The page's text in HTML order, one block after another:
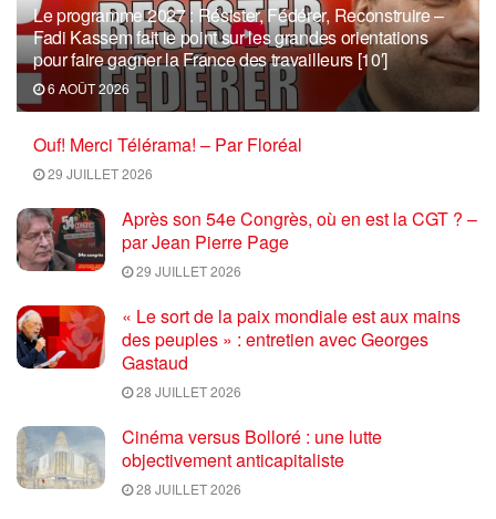
Le programme 2027 : Résister, Fédérer, Reconstruire –
Fadi Kassem fait le point sur les grandes orientations
pour faire gagner la France des travailleurs [10′]
6 AOÛT 2026
Ouf! Merci Télérama! – Par Floréal
29 JUILLET 2026
Après son 54e Congrès, où en est la CGT ? –
par Jean Pierre Page
29 JUILLET 2026
« Le sort de la paix mondiale est aux mains
des peuples » : entretien avec Georges
Gastaud
28 JUILLET 2026
Cinéma versus Bolloré : une lutte
objectivement anticapitaliste
28 JUILLET 2026